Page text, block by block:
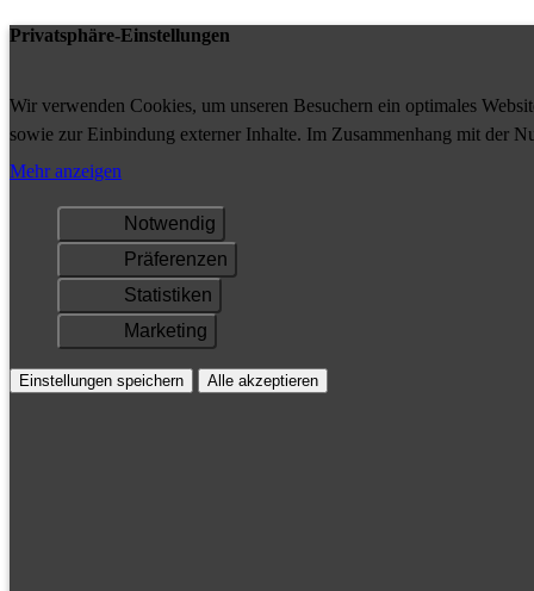
Privatsphäre-Einstellungen
Wir verwenden Cookies, um unseren Besuchern ein optimales
sowie zur Einbindung externer Inhalte. Im Zusammenhang mit der
Ihrem Gerät gespeichert und/oder abgerufen.
Mehr anzeigen
Notwendig
Präferenzen
Statistiken
Marketing
Einstellungen speichern Alle akzeptieren